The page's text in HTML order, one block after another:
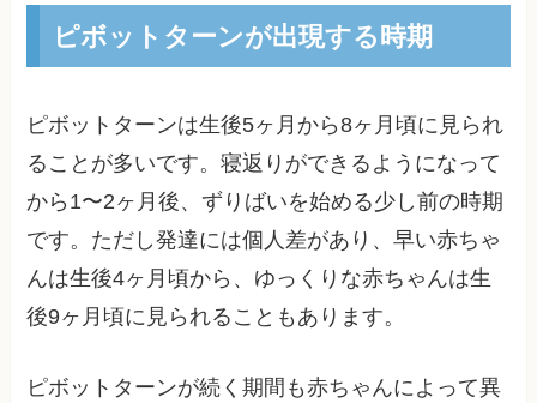
ピボットターンが出現する時期
ピボットターンは生後5ヶ月から8ヶ月頃に見られ
ることが多いです。寝返りができるようになって
から1〜2ヶ月後、ずりばいを始める少し前の時期
です。ただし発達には個人差があり、早い赤ちゃ
んは生後4ヶ月頃から、ゆっくりな赤ちゃんは生
後9ヶ月頃に見られることもあります。
ピボットターンが続く期間も赤ちゃんによって異